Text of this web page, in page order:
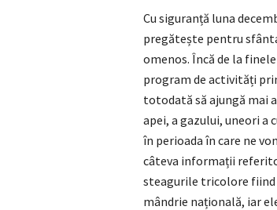
Cu siguranță luna
pregătește pentru
omenos. Încă de la
program de activități
totodată să ajungă mai
apei, a gazului, uneori
în perioada în care ne
câteva informații
steagurile tricolore fiind
mândrie națională, iar